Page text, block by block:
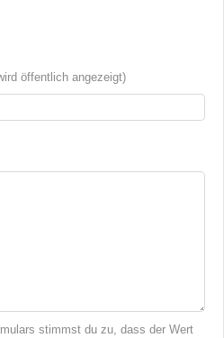
öffentlich angezeigt)
stimmst du zu, dass der Wert